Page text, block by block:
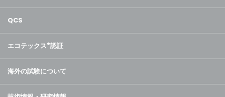
QCS
エコテックス®認証
海外の試験について